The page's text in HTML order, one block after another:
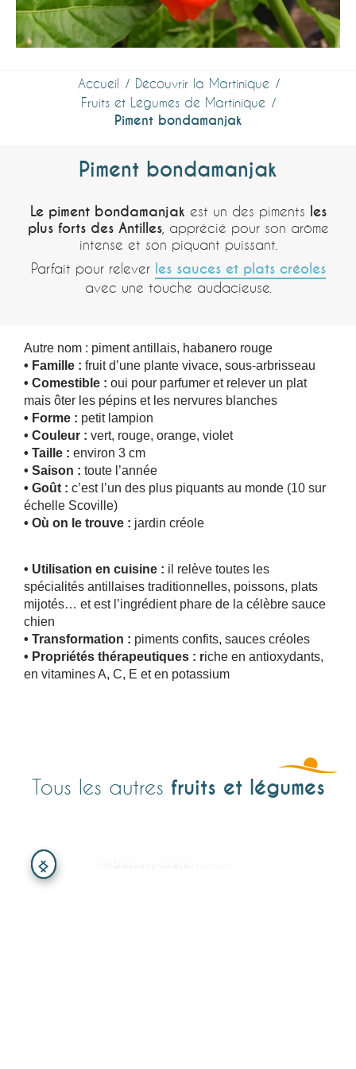
Accueil
Découvrir la Martinique
Fruits et Légumes de Martinique
Piment bondamanjak
Piment bondamanjak
Le piment bondamanjak est un des piments les
plus forts des Antilles, apprécié pour son arôme
intense et son piquant puissant.
Parfait pour relever les sauces et plats créoles
avec une touche audacieuse.
Autre nom : piment antillais, habanero rouge
• Famille : fruit d’une plante vivace, sous-arbrisseau
• Comestible : oui pour parfumer et relever un plat
mais ôter les pépins et les nervures blanches
• Forme : petit lampion
• Couleur : vert, rouge, orange, violet
• Taille : environ 3 cm
• Saison : toute l’année
• Goût : c’est l’un des plus piquants au monde (10 sur
échelle Scoville)
• Où on le trouve : jardin créole
• Utilisation en cuisine : il relève toutes les
spécialités antillaises traditionnelles, poissons, plats
mijotés… et est l’ingrédient phare de la célèbre sauce
chien
• Transformation : piments confits, sauces créoles
• Propriétés thérapeutiques : riche en antioxydants,
en vitamines A, C, E et en potassium
Tous les autres fruits et légumes